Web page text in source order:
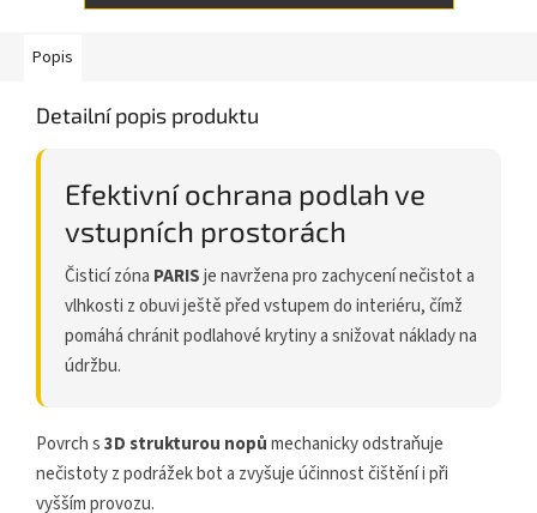
Popis
Detailní popis produktu
Efektivní ochrana podlah ve
vstupních prostorách
Čisticí zóna PARISje navržena pro zachycení nečistot a
vlhkosti z obuvi ještě před vstupem do interiéru, čímž
pomáhá chránit podlahové krytiny a snižovat náklady na
údržbu.
Povrch s3D strukturou nopůmechanicky odstraňuje
nečistoty z podrážek bot a zvyšuje účinnost čištění i při
vyšším provozu.